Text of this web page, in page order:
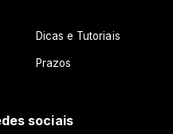
Dicas e Tutoriais
Prazos
sociais